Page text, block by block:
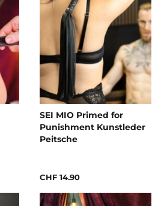
SEI MIO Primed for
Punishment Kunstleder
Peitsche
CHF 14.90